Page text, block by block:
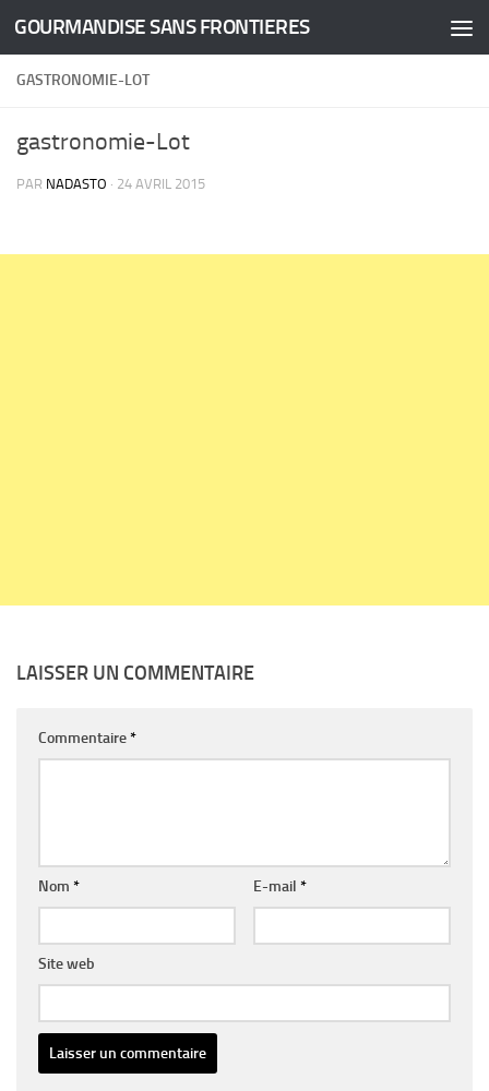
Skip to content
GOURMANDISE SANS FRONTIERES
GASTRONOMIE-LOT
gastronomie-Lot
PAR NADASTO · 24 AVRIL 2015
LAISSER UN COMMENTAIRE
Commentaire*
Nom * E-mail *
Site web